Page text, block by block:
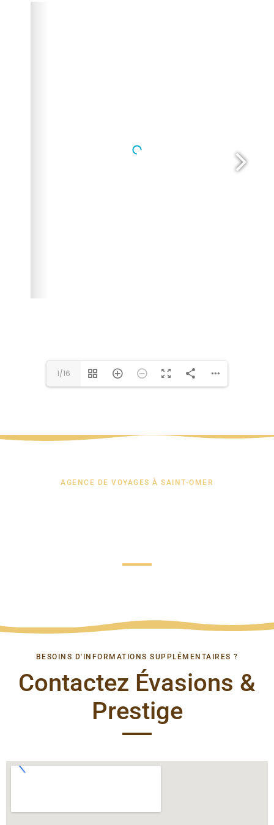
1/16
AGENCE DE VOYAGES À SAINT-OMER
BESOINS D'INFORMATIONS SUPPLÉMENTAIRES ?
Contactez Évasions &
Prestige